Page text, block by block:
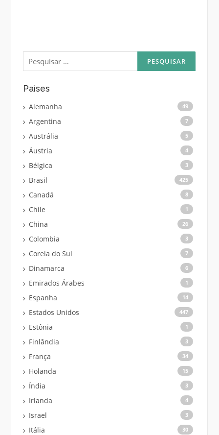
Pesquisar
por:
Países
Alemanha 49
Argentina 7
Austrália 5
Áustria 4
Bélgica 3
Brasil 425
Canadá 8
Chile 1
China 26
Colombia 3
Coreia do Sul 7
Dinamarca 6
Emirados Árabes 1
Espanha 14
Estados Unidos 447
Estônia 1
Finlândia 3
França 34
Holanda 15
Índia 3
Irlanda 4
Israel 3
Itália 30